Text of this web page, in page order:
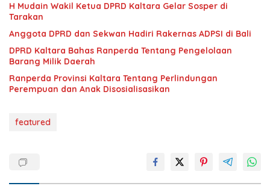
H Mudain Wakil Ketua DPRD Kaltara Gelar Sosper di
Tarakan
Anggota DPRD dan Sekwan Hadiri Rakernas ADPSI di Bali
DPRD Kaltara Bahas Ranperda Tentang Pengelolaan
Barang Milik Daerah
Ranperda Provinsi Kaltara Tentang Perlindungan
Perempuan dan Anak Disosialisasikan
featured